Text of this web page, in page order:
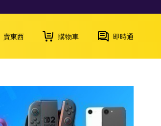
賣東西 購物車 即時通